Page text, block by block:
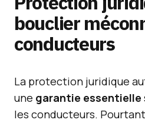
bouclier
conducteurs
La protection juridique
une garantie essentielle
les conducteurs.